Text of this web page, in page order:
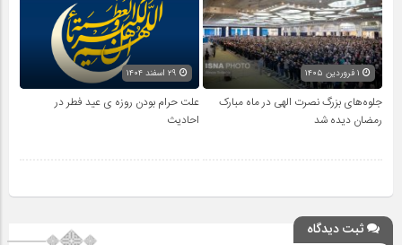
جلوه‌های بزرگ نصرت الهی در ماه مبارک
رمضان دیده شد
علت حرام بودن روزه ی عید فطر در
احادیث
ثبت دیدگاه